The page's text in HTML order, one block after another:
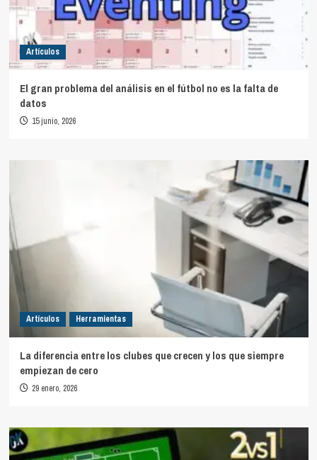
Artículos
El gran problema del análisis en el fútbol no es la falta de
datos
15 junio, 2026
Artículos Herramientas
La diferencia entre los clubes que crecen y los que siempre
empiezan de cero
29 enero, 2026